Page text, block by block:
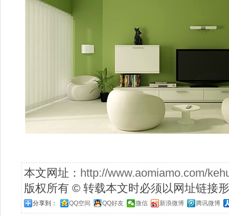
本文网址： http://www.aomiamo.com/
版权所有 © 转载本文时必须以网址链接
分享到： QQ空间 QQ好友 微信 新浪微博 腾讯微博